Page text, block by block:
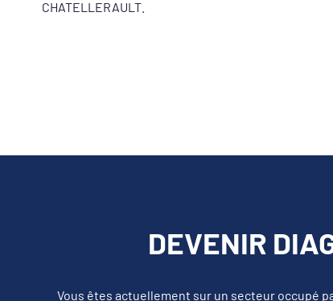
CHATELLERAULT.
DEVENIR
Vous êtes actuellement sur un secteur occupé